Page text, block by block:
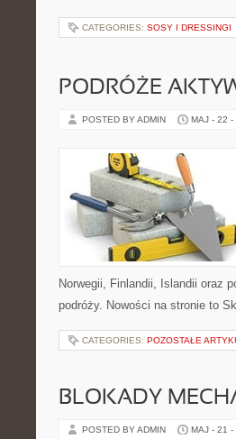
CATEGORIES: SOSY I DRESSINGI
PODRÓŻE
POSTED BY ADMIN MAJ - 22 -
Norwegii, Finlandii, Islandii oraz
podróży. Nowości na stronie to
CATEGORIES: POZOSTAŁE
BLOKADY
POSTED BY ADMIN MAJ - 21 -